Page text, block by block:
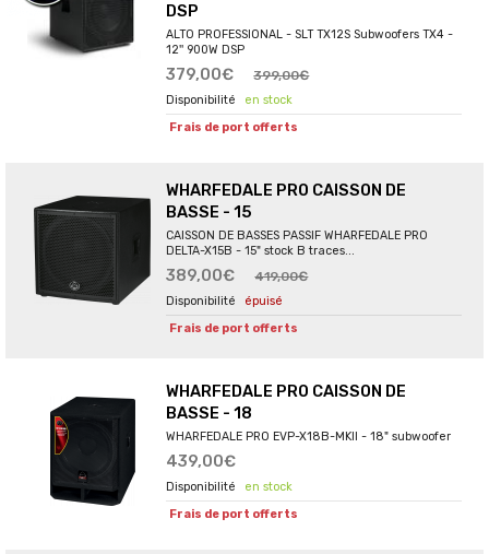
DSP
ALTO PROFESSIONAL - SLT TX12S Subwoofers TX4 -
12'' 900W DSP
379,00€ 399,00€
en stock
Frais de port offerts
WHARFEDALE PRO CAISSON DE
BASSE - 15
CAISSON DE BASSES PASSIF WHARFEDALE PRO
DELTA-X15B - 15" stock B traces...
389,00€ 419,00€
épuisé
Frais de port offerts
WHARFEDALE PRO CAISSON DE
BASSE - 18
WHARFEDALE PRO EVP-X18B-MKII - 18" subwoofer
439,00€
en stock
Frais de port offerts